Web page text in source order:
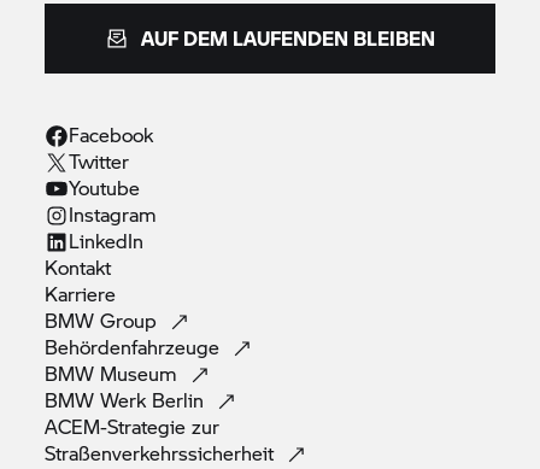
AUF DEM LAUFENDEN BLEIBEN
Facebook
Twitter
Youtube
Instagram
LinkedIn
Kontakt
Karriere
BMWGroup
Behördenfahrzeuge
BMW Museum
BMW Werk Berlin
ACEM-Strategie zur
Straßenverkehrssicherheit